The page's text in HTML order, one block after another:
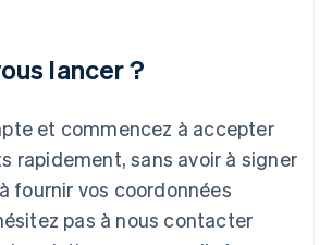
lancer ?
et commencez à accepter
rapidement, sans avoir à signer
fournir vos coordonnées
pas à nous contacter